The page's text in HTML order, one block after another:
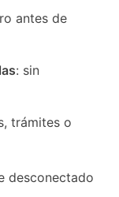
antes de
: sin
trámites o
desconectado